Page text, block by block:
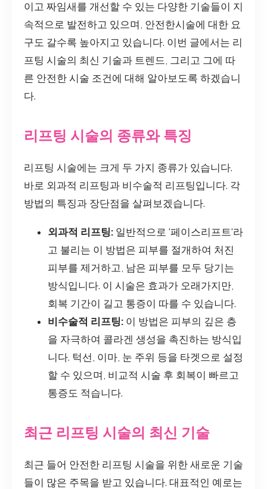
이고 짜임새를 개선할 수 있는 다양한 기술들이 지
속적으로 발전하고 있으며, 안전한시술에 대한 요
구도 갈수록 높아지고 있습니다. 이번 글에서는 리
프팅 시술의 최신 기술과 트렌드, 그리고 그에 따
른 안전한 시술 조건에 대해 알아보도록 하겠습니
다.
리프팅 시술의 종류와 특징
리프팅 시술에는 크게 두 가지 종류가 있습니다.
바로 외과적 리프팅과 비수술적 리프팅입니다. 각
방법의 특징과 장단점을 살펴보겠습니다.
외과적 리프팅: 일반적으로 '페이스리프트'라
고 불리는 이 방법은 피부를 절개하여 처진
피부를 제거하고, 남은 피부를 모두 당기는
방식입니다. 이 시술은 효과가 오래가지만,
회복 기간이 길고 통증이 따를 수 있습니다.
비수술적 리프팅: 이 방법은 피부의 깊은 층
을 자극하여 콜라겐 생성을 촉진하는 방식입
니다. 턱선, 이마, 눈 주위 등을 타겟으로 설정
할 수 있으며, 비교적 시술 후 회복이 빠르고
통증도 적습니다.
최근 리프팅 시술의 최신 기술
최근 들어 안전한 리프팅 시술을 위한 새로운 기술
들이 많은 주목을 받고 있습니다. 대표적인 예로는